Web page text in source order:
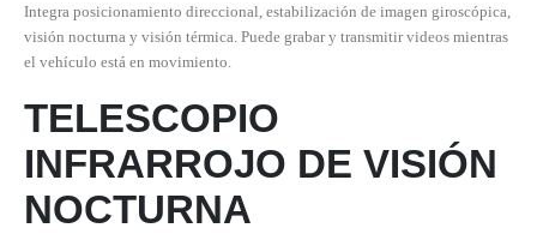
Integra posicionamiento direccional, estabilización de imagen giroscópica,
visión nocturna y visión térmica. Puede grabar y transmitir videos mientras
el vehículo está en movimiento.
TELESCOPIO
INFRARROJO DE VISIÓN
NOCTURNA